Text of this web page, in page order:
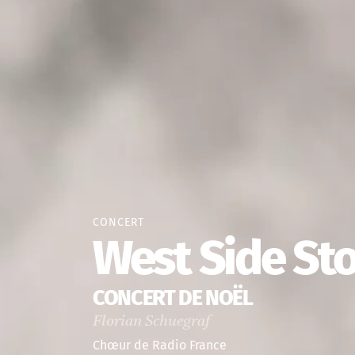
CONCERT
West Side
CONCERT DE NOËL
Florian Schuegraf
Chœur de Radio France